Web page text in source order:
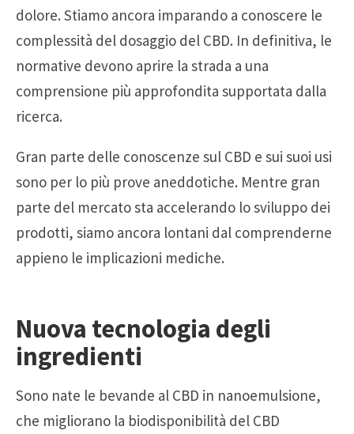
dolore. Stiamo ancora imparando a conoscere le
complessità del dosaggio del CBD. In definitiva, le
normative devono aprire la strada a una
comprensione più approfondita supportata dalla
ricerca.
Gran parte delle conoscenze sul CBD e sui suoi usi
sono per lo più prove aneddotiche. Mentre gran
parte del mercato sta accelerando lo sviluppo dei
prodotti, siamo ancora lontani dal comprenderne
appieno le implicazioni mediche.
Nuova tecnologia degli
ingredienti
Sono nate le bevande al CBD in nanoemulsione,
che migliorano la biodisponibilità del CBD